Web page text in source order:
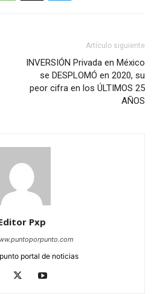
Artículo siguiente
INVERSIÓN Privada en México
se DESPLOMÓ en 2020, su
peor cifra en los ÚLTIMOS 25
AÑOS
Pxp
portal de noticias